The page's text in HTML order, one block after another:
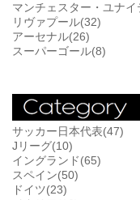
マンチェスター・ユナ
リヴァプール(32)
アーセナル(26)
スーパーゴール(8)
サッカー日本代表(47)
Jリーグ(10)
イングランド(65)
スペイン(50)
ドイツ(23)